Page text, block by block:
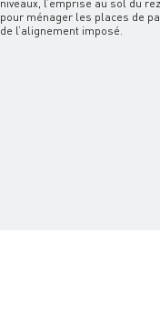
niveaux, l’emprise au sol du
pour ménager les places de
de l’alignement imposé.